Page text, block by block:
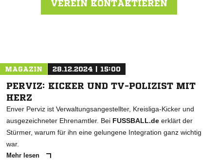
VEREIN KONTAKTIEREN
MAGAZIN 28.12.2024 | 15:00
PERVIZ: KICKER UND TV-POLIZIST MIT
HERZ
Enver Perviz ist Verwaltungsangestellter, Kreisliga-Kicker und
ausgezeichneter Ehrenamtler. Bei FUSSBALL.de erklärt der
Stürmer, warum für ihn eine gelungene Integration ganz wichtig
war.
Mehr lesen